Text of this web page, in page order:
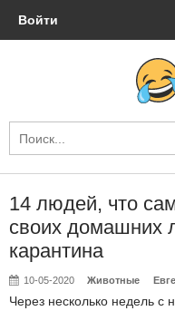
Войти
14 людей, что
своих домашних
карантина
10-05-2020 Животные
Через несколько недель с